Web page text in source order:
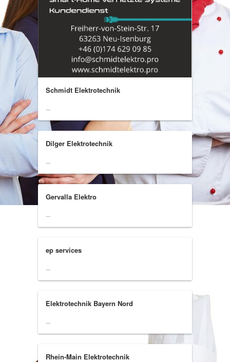
Schmidt Elektrotechnik
...
Dilger Elektrotechnik
...
Gervalla Elektro
...
ep services
...
Elektrotechnik Bayern Nord
...
Rhein-Main Elektrotechnik